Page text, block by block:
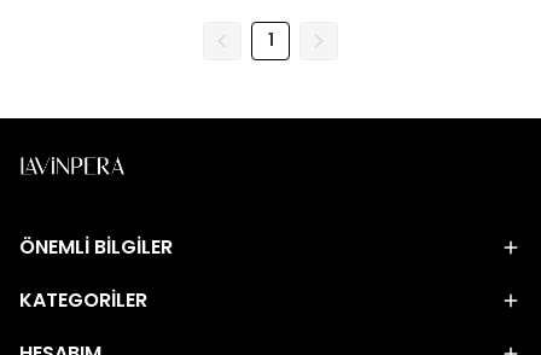
1
ÖNEMLİ BİLGİLER
KATEGORİLER